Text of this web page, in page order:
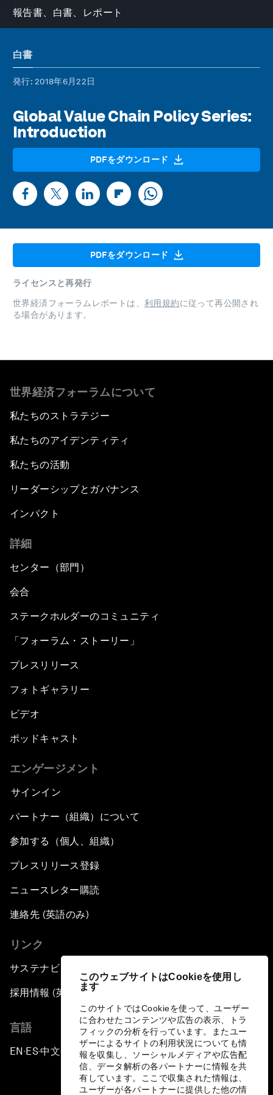
このウェブサイトはCookieを使用し
ます
このサイトではCookieを使って、ユーザー
に合わせたコンテンツや広告の表示、トラ
フィックの分析を行っています。またユー
ザーによるサイトの利用状況についても情
報を収集し、ソーシャルメディアや広告配
信、データ解析の各パートナーに情報を共
有しています。ここで収集された情報は、
ユーザーが各パートナーに提供した他の情
報告書、白書、レポート
白書
発行: 2018年6月22日
Global Value Chain Policy Series:
Introduction
PDFをダウンロード
PDFをダウンロード
ライセンスと再発行
世界経済フォーラムレポートは、 利用規約に従って再公開され
る場合があります。
世界経済フォーラムについて
私たちのストラテジー
私たちのアイデンティティ
私たちの活動
リーダーシップとガバナンス
インパクト
詳細
センター（部門）
会合
ステークホルダーのコミュニティ
「フォーラム・ストーリー」
プレスリリース
フォトギャラリー
ビデオ
ポッドキャスト
エンゲージメント
サインイン
パートナー（組織）について
参加する（個人、組織）
プレスリリース登録
ニュースレター購読
連絡先 (英語のみ)
リンク
サステナビリティへの取り組み
採用情報 (英語のみ)
言語
EN ▪ ES▪中文▪ 日本語